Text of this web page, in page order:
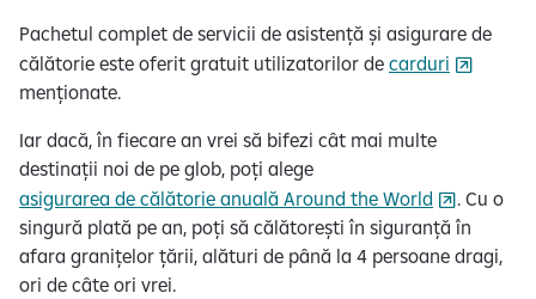
Pachetul complet de servicii de asistență și asigurare de
călătorie este oferit gratuit utilizatorilor de carduri
menționate.
Iar dacă, în fiecare an vrei să bifezi cât mai multe
destinații noi de pe glob, poți alege
asigurarea de călătorie anuală Around the World
. Cu o
singură plată pe an, poți să călătorești în siguranță în
afara granițelor țării, alături de până la 4 persoane dragi,
ori de câte ori vrei.